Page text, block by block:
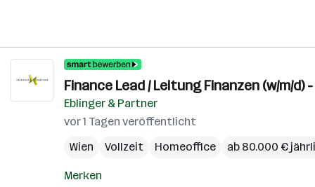
Finance Lead / Leitung Finanzen (w/
Eblinger & Partner
vor 1 Tagen veröffentlicht
Wien
Vollzeit Homeoffice ab 80.000 €
Merken